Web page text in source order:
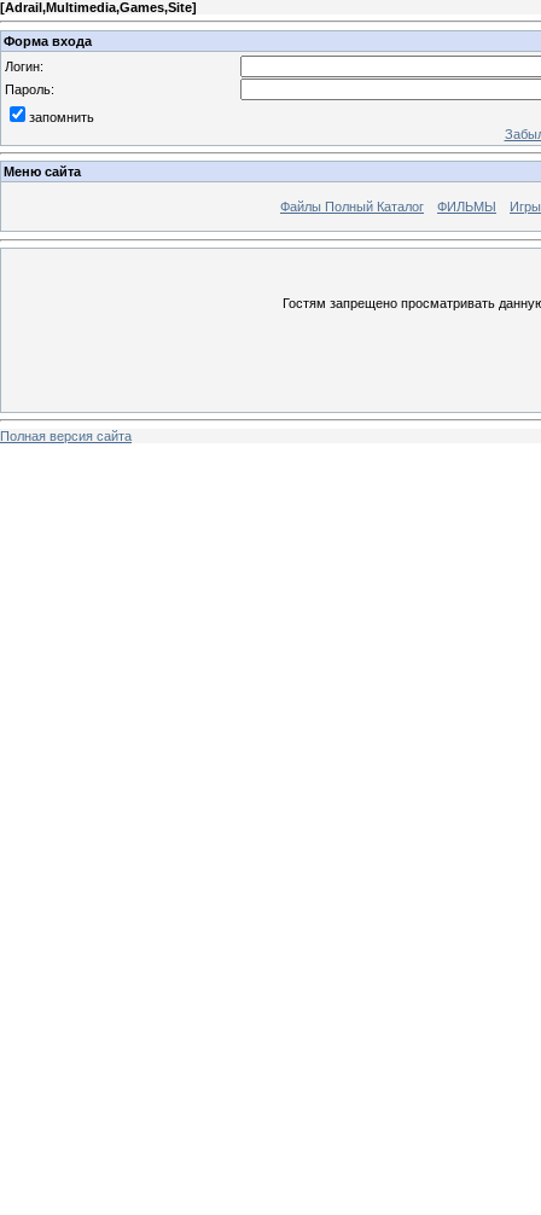
[Adrail,Multimedia,Games,Site]
Форма входа
Логин:
Пароль:
запомнить
Меню сайта
Файлы Полный Каталог ФИЛЬМЫ
Гостям запрещено просматривать
Полная версия сайта